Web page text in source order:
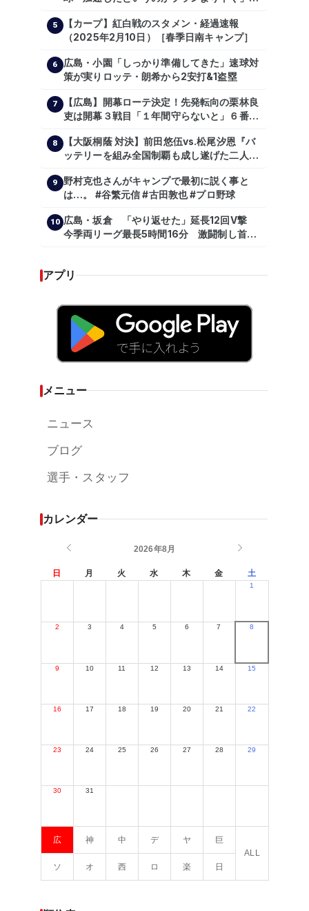
5
【カープ】紅白戦のスタメン・経過速報
（2025年2月10日）［春季日南キャンプ］
6
広島・小園「しっかり準備してきた」速球対
策が実りロッテ・朗希から2安打&1盗塁
7
【広島】開幕ローテ決定！先発転向の栗林良
吏は開幕３戦目「１年間守らないと」６番手
8
【大阪桐蔭 対決】前田悠伍vs.松尾汐恩『バ
ッテリーを組み全国制覇も成し遂げた二人
9
野村克也さんがキャンプで最初に説く事と
は…。 #谷繁元信 #古田敦也 #プロ野球
10 広島・坂倉 「やり返せた」延長12回V撃
今季両リーグ最長5時間16分 激闘制し首位
アプリ
メニュー
ニュース
ブログ
選手・スタッフ
カレンダー
2026年8月
日 月 火 水 木 金 土
1
2 3 4 5 6 7 8
9 10 11 12 13 14 15
16 17 18 19 20 21 22
23 24 25 26 27 28 29
30 31
広 神 中 デ ヤ
巨
ALL
ソ
オ 西 ロ 楽 日